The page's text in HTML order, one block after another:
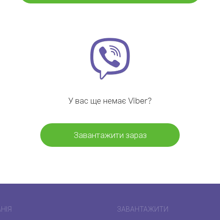
У вас ще немає Viber?
Завантажити зараз
ЗАВАНТАЖИТИ